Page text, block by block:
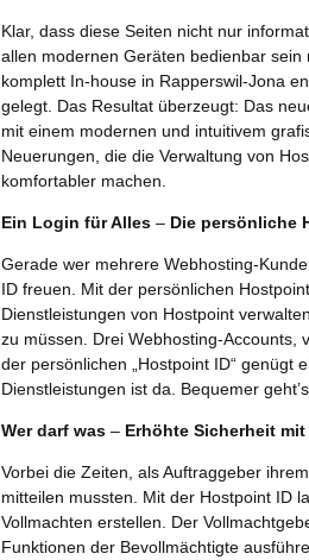
Klar, dass diese Seiten nicht nur
allen modernen Geräten bedienbar
komplett In-house in Rapperswil-Jona
gelegt. Das Resultat überzeugt: Das
mit einem modernen und intuitivem
Neuerungen, die die Verwaltung von
komfortabler machen.
Ein Login für Alles – Die persönliche
Gerade wer mehrere Webhosting-
ID freuen. Mit der persönlichen
Dienstleistungen von Hostpoint
zu müssen. Drei Webhosting-Accounts,
der persönlichen „Hostpoint ID“ genügt
Dienstleistungen ist da. Bequemer
Wer darf was – Erhöhte Sicherheit
Vorbei die Zeiten, als Auftraggeber
mitteilen mussten. Mit der Hostpoint ID
Vollmachten erstellen. Der
Funktionen der Bevollmächtigte